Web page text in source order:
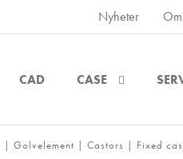
Nyheter
CAD CASE
|Golvelement |Castors | Fixed